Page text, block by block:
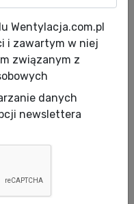
Power
nową
HPC-M
rozwiązanie dla
wielkości. Dzięki
technologii
Wentylacja.com.pl
i zawartym w niej
związanym z
danych
newslettera